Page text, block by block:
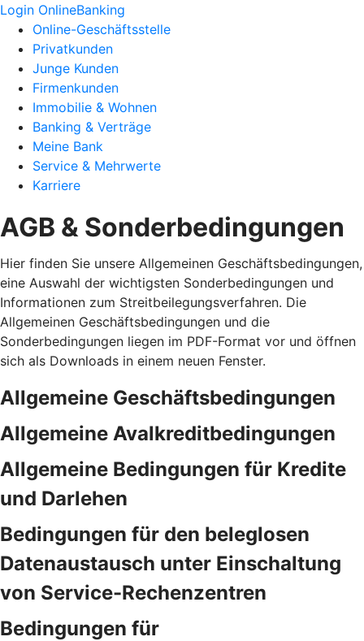
Login OnlineBanking
Online-Geschäftsstelle
Privatkunden
Junge Kunden
Firmenkunden
Immobilie & Wohnen
Banking & Verträge
Meine Bank
Service & Mehrwerte
Karriere
AGB & Sonderbedingungen
Hier finden Sie unsere Allgemeinen Geschäftsbedingungen,
eine Auswahl der wichtigsten Sonderbedingungen und
Informationen zum Streitbeilegungsverfahren. Die
Allgemeinen Geschäftsbedingungen und die
Sonderbedingungen liegen im PDF-Format vor und öffnen
sich als Downloads in einem neuen Fenster.
Allgemeine Geschäftsbedingungen
Allgemeine Avalkreditbedingungen
Allgemeine Bedingungen für Kredite
und Darlehen
Bedingungen für den beleglosen
Datenaustausch unter Einschaltung
von Service-Rechenzentren
Bedingungen für